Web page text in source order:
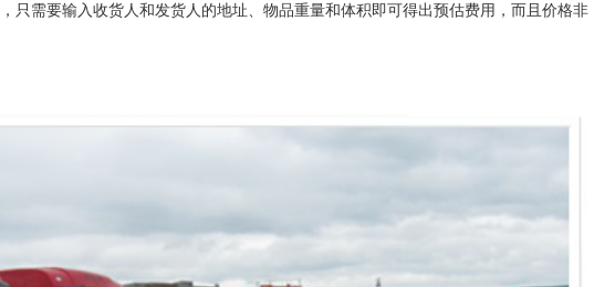
只需要输入收货人和发货人的地址、物品重量和体积即可得出预估费用，而且价格非